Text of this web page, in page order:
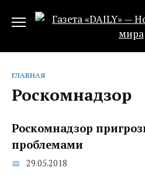
ГЛАВНАЯ
Роскомнадзор
Роскомнадзор
проблемами
29.05.2018